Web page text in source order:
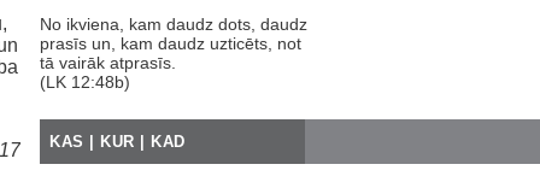
No ikviena, kam daudz dots, daudz
prasīs un, kam daudz uzticēts, not
tā vairāk atprasīs.
(LK 12:48b)
KAS | KUR | KAD